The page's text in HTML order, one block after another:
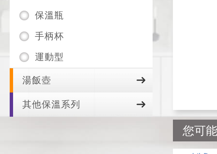
保溫瓶
手柄杯
運動型
湯飯壺
其他保溫系列
您可